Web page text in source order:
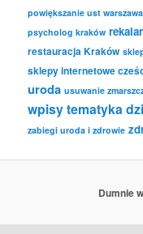
powiększanie ust warszawa
psycholog kraków
restauracja Kraków
sklepy internetowe
uroda usuwanie
wpisy tematyka
zabiegi uroda i zdrowie
Dumnie